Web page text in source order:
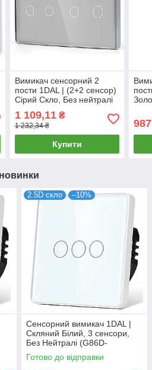
Вимикач сенсорний 2
пости 1DAL | (2+2 сенсор)
Сірий Скло, Без нейтралі
1 109,11₴
1 232,34 ₴
Купити
2.5D скло –10%
Сенсорний вимикач 1DAL |
Скляний Білий, 3 сенсори,
Без Нейтралі (G86D-
SW3G.SL.WT)
Готово до відправки